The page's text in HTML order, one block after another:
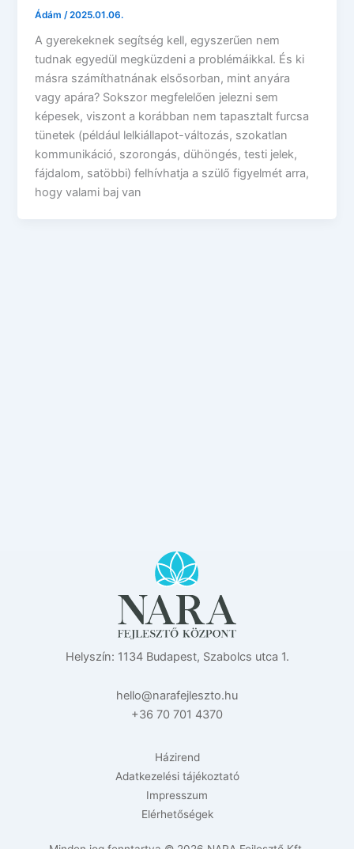
Ádám /2025.01.06.
A gyerekeknek segítség kell, egyszerűen nem
tudnak egyedül megküzdeni a problémáikkal. És ki
másra számíthatnának elsősorban, mint anyára
vagy apára? Sokszor megfelelően jelezni sem
képesek, viszont a korábban nem tapasztalt furcsa
tünetek (például lelkiállapot-változás, szokatlan
kommunikáció, szorongás, dühöngés, testi jelek,
fájdalom, satöbbi) felhívhatja a szülő figyelmét arra,
hogy valami baj van
Helyszín: 1134 Budapest, Szabolcs utca 1.
uh.ot
zselj
efara
n@oll
eh
+36 70 701 4370
Házirend
Adatkezelési tájékoztató
Impresszum
Elérhetőségek